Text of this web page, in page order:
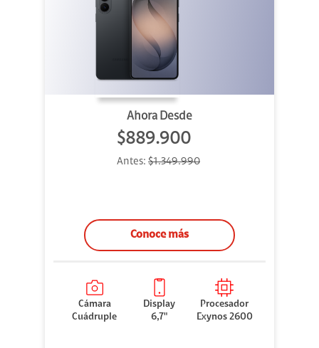
Ahora Desde
$889.900
Antes: $1.349.990
Conoce más
Cámara
Cuádruple
Display
6,7"
Procesador
Exynos 2600